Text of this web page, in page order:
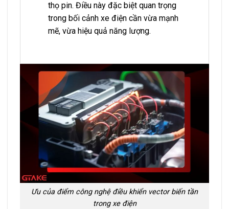
thọ pin. Điều này đặc biệt quan trọng
trong bối cảnh xe điện cần vừa mạnh
mẽ, vừa hiệu quả năng lượng.
Ưu của điểm công nghệ điều khiển vector biến tần
trong xe điện